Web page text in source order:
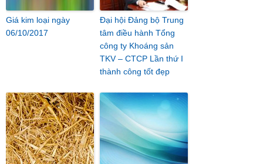
Giá kim loại ngày
06/10/2017
Đại hội Đảng bộ Trung
tâm điều hành Tổng
công ty Khoáng sản
TKV – CTCP Lần thứ I
thành công tốt đẹp